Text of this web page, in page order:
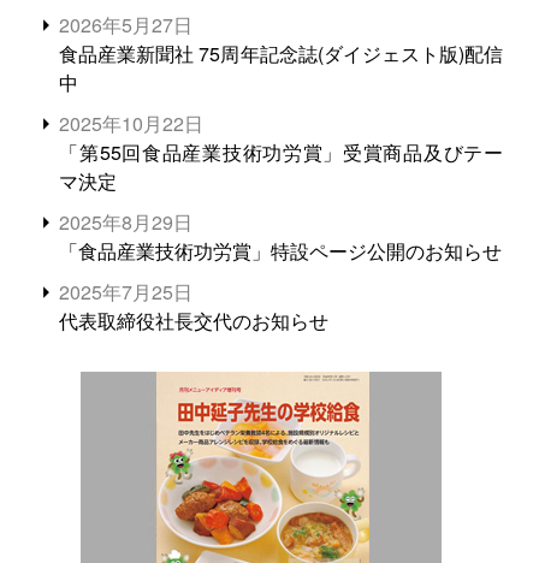
2026年5月27日
食品産業新聞社 75周年記念誌(ダイジェスト版)配信
中
2025年10月22日
「第55回食品産業技術功労賞」受賞商品及びテー
マ決定
2025年8月29日
「食品産業技術功労賞」特設ページ公開のお知らせ
2025年7月25日
代表取締役社長交代のお知らせ